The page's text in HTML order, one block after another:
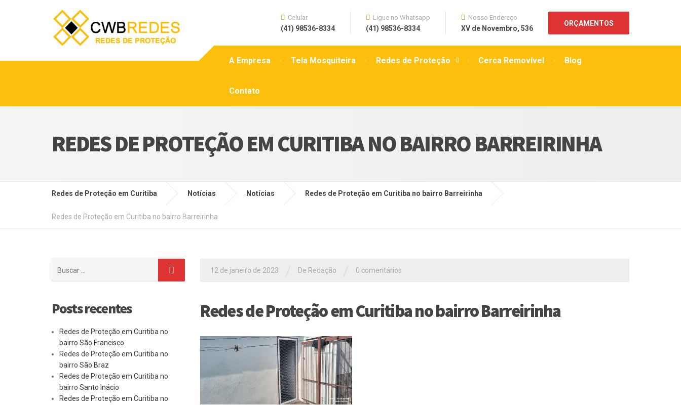
A Empresa Tela Mosquiteira Redes de Proteção Cerca Removível Blog
Contato
Celular
(41) 98536-8334
Ligue no Whatsapp
(41) 98536-8334
Nosso Endereço
XV de Novembro, 536
ORÇAMENTOS
REDES DE PROTEÇÃO EM CURITIBA NO BAIRRO BARREIRINHA
Redes de Proteção em Curitiba Notícias Notícias Redes de Proteção em Curitiba no bairro Barreirinha
Redes de Proteção em Curitiba no bairro Barreirinha
12 de janeiro de 2023 De Redação 0 comentários
Redes de Proteção em Curitiba no bairro Barreirinha
por:
Posts recentes
Redes de Proteção em Curitiba no
bairro São Francisco
Redes de Proteção em Curitiba no
bairro São Braz
Redes de Proteção em Curitiba no
bairro Santo Inácio
Redes de Proteção em Curitiba no